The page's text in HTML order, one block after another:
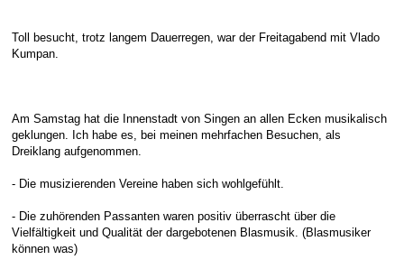
Toll besucht, trotz langem Dauerregen, war der Freitagabend mit Vlado
Kumpan.
Am Samstag hat die Innenstadt von Singen an allen Ecken musikalisch
geklungen. Ich habe es, bei meinen mehrfachen Besuchen, als
Dreiklang aufgenommen.
- Die musizierenden Vereine haben sich wohlgefühlt.
- Die zuhörenden Passanten waren positiv überrascht über die
Vielfältigkeit und Qualität der dargebotenen Blasmusik. (Blasmusiker
können was)